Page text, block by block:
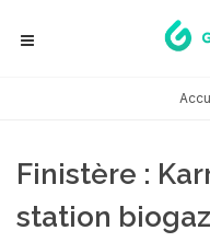
Finistère :
station